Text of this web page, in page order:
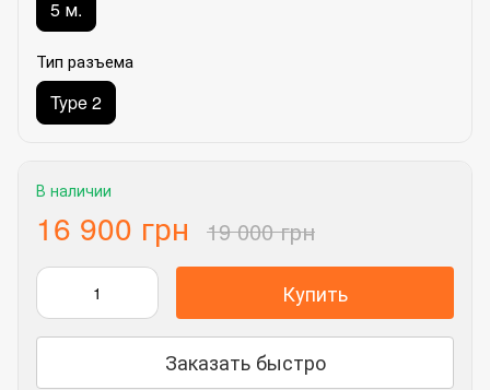
5 м.
Тип разъема
Type 2
В наличии
16 900 грн 19 000 грн
Купить
Заказать быстро